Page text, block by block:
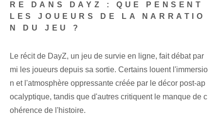
RE DANS DAYZ : QUE PENSENT
LES JOUEURS DE LA NARRATIO
N DU JEU ?
Le récit de DayZ, un jeu de survie en ligne, fait débat par
mi les joueurs depuis sa sortie. Certains louent l'immersio
n et l'atmosphère oppressante créée par le décor post-ap
ocalyptique, tandis que d'autres critiquent le manque de c
ohérence de l'histoire.